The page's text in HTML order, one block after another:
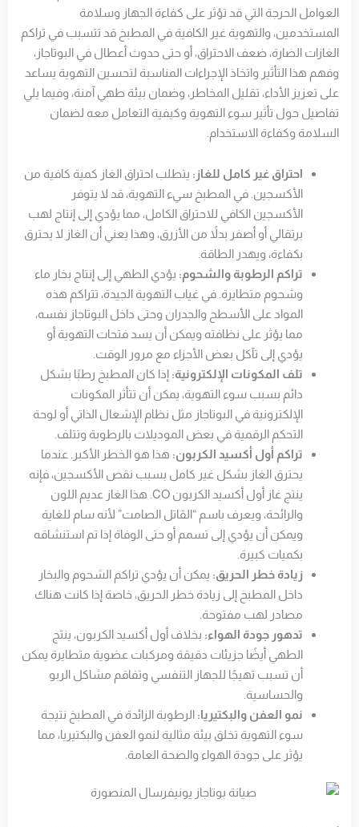
العوامل الحرجة التي قد تؤثر على كفاءة الجهاز وسلامة
المستخدمين، والتهوية غير الكافية في المطبخ قد تتسبب في تراكم
الغازات الضارة، ضعف الاحتراق، أو حتى حدوث أعطال في البوتاجاز،
وفهم هذا التأثير واتخاذ الإجراءات المناسبة لتحسين التهوية يساعد
على تعزيز الأداء، تقليل المخاطر، وضمان بيئة طهي آمنة، وفيما يلي
تفاصيل حول تأثير سوء التهوية وكيفية التعامل معه لضمان
السلامة وكفاءة الاستخدام.
احتراق غير كامل للغاز: يتطلب احتراق الغاز كمية كافية من
الأكسجين. في المطبخ سيء التهوية، قد لا يتوفر
الأكسجين الكافي للاحتراق الكامل، مما يؤدي إلى إنتاج لهب
برتقالي أو أصفر بدلاً من الأزرق، وهذا يعني أن الغاز لا يحترق
بكفاءة، ويهدر الطاقة.
تراكم الرطوبة والشحوم: يؤدي الطهي إلى إنتاج بخار ماء
وشحوم متطايرة. في غياب التهوية الجيدة، تتراكم هذه
المواد على الأسطح والجدران وحتى داخل البوتاجاز نفسه،
مما يؤثر على نظافته ويمكن أن يسد فتحات التهوية أو
يؤدي إلى تآكل بعض الأجزاء مع مرور الوقت.
تلف المكونات الإلكترونية: إذا كان المطبخ رطبًا بشكل
دائم بسبب سوء التهوية، يمكن أن تتأثر المكونات
الإلكترونية في البوتاجاز مثل نظام الإشعال الذاتي أو لوحة
التحكم الرقمية في بعض الموديلات بالرطوبة وتتلف.
تراكم أول أكسيد الكربون: هذا هو الخطر الأكبر. عندما
يحترق الغاز بشكل غير كامل بسبب نقص الأكسجين، فإنه
ينتج غاز أول أكسيد الكربون CO. هذا الغاز عديم اللون
والرائحة، ويعرف باسم “القاتل الصامت” لأنه سام للغاية
ويمكن أن يؤدي إلى تسمم أو حتى الوفاة إذا تم استنشاقه
بكميات كبيرة.
زيادة خطر الحريق: يمكن أن يؤدي تراكم الشحوم والبخار
داخل المطبخ إلى زيادة خطر الحريق، خاصة إذا كانت هناك
مصادر لهب مفتوحة.
تدهور جودة الهواء: بخلاف أول أكسيد الكربون، ينتج
الطهي أيضًا جزيئات دقيقة ومركبات عضوية متطايرة يمكن
أن تسبب تهيجًا للجهاز التنفسي وتفاقم مشاكل الربو
والحساسية.
نمو العفن والبكتيريا: الرطوبة الزائدة في المطبخ نتيجة
سوء التهوية تخلق بيئة مثالية لنمو العفن والبكتيريا، مما
يؤثر على جودة الهواء والصحة العامة.